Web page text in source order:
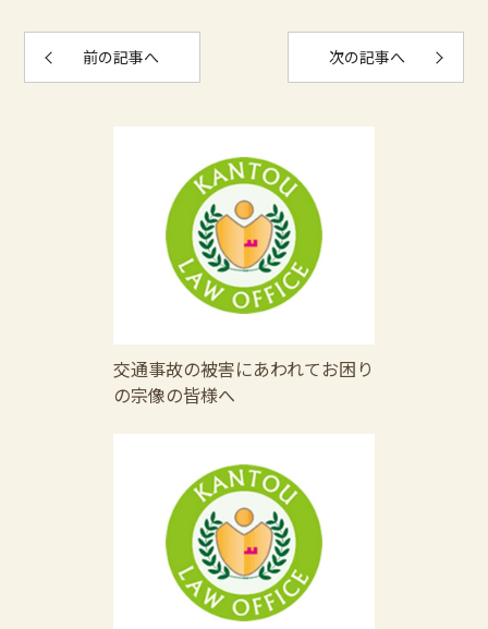
前の記事へ 次の記事へ
交通事故の被害にあわれてお困り
の宗像の皆様へ